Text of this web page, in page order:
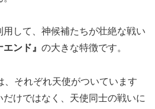
して、神候補たちが壮絶な戦い
エンド』 の大きな特徴です。
、それぞれ天使がついています
けではなく、天使同士の戦いに